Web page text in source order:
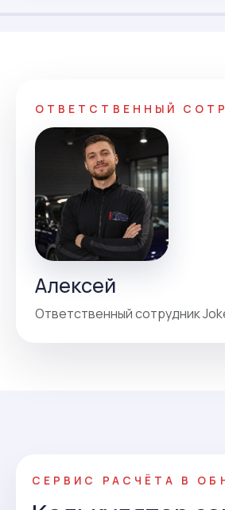
ОТВЕТСТВЕННЫЙ
Алексей
Ответственный сотрудник
СЕРВИС РАСЧЁТА В